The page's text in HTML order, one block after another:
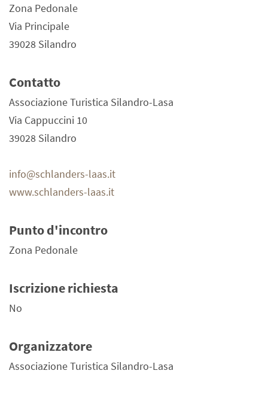
Zona Pedonale
Via Principale
39028 Silandro
Contatto
Associazione Turistica Silandro-Lasa
Via Cappuccini 10
39028 Silandro
info@schlanders-laas.it
www.schlanders-laas.it
Punto d'incontro
Zona Pedonale
Iscrizione richiesta
No
Organizzatore
Associazione Turistica Silandro-Lasa